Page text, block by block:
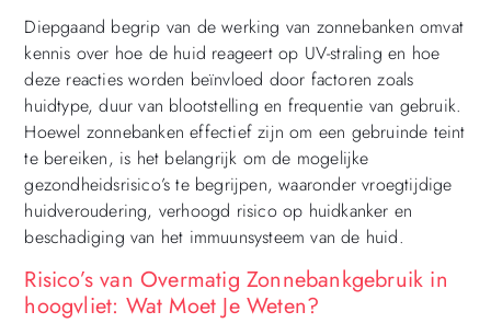
Diepgaand begrip van de werking van zonnebanken omvat
kennis over hoe de huid reageert op UV-straling en hoe
deze reacties worden beïnvloed door factoren zoals
huidtype, duur van blootstelling en frequentie van gebruik.
Hoewel zonnebanken effectief zijn om een gebruinde teint
te bereiken, is het belangrijk om de mogelijke
gezondheidsrisico’s te begrijpen, waaronder vroegtijdige
huidveroudering, verhoogd risico op huidkanker en
beschadiging van het immuunsysteem van de huid.
Risico’s van Overmatig Zonnebankgebruik in
hoogvliet: Wat Moet Je Weten?